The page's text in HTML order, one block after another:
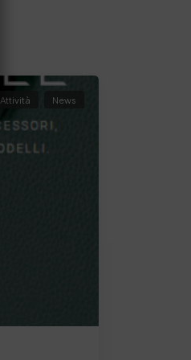
Attività News